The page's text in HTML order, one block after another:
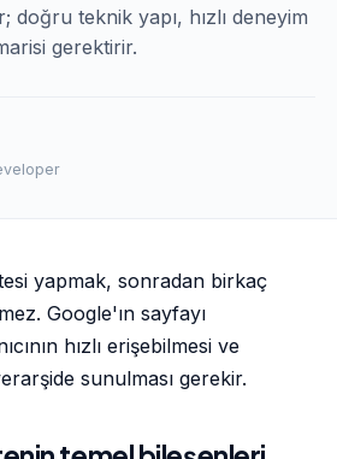
doğru teknik yapı, hızlı deneyim
gerektirir.
yapmak, sonradan birkaç
Google'ın sayfayı
hızlı erişebilmesi ve
sunulması gerekir.